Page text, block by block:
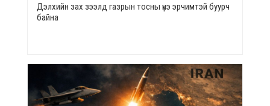
Дэлхийн зах зээлд газрын тосны үнэ эрчимтэй буурч
байна